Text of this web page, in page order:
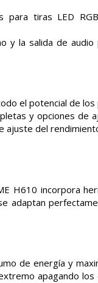
para tiras LED
y la salida de audio
el potencial de
y opciones de
ajuste del
H610 incorpora
adaptan
de energía y
apagando